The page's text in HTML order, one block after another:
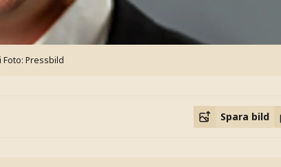
Foto: Pressbild
Spara bild